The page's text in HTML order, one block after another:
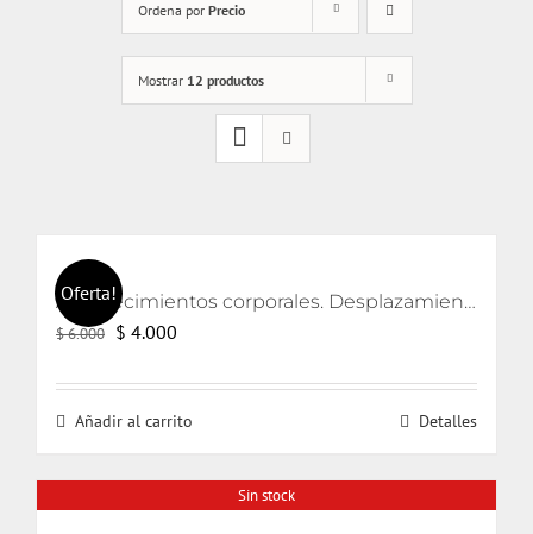
Ordena por Precio
Mostrar 12 productos
Oferta! Acontecimientos corporales. Desplazamientos en las prácticas artísticas.
$6.000 El
original
era:
$ 4.000
actual
es:
Añadir al carrito Detalles
Sin stock